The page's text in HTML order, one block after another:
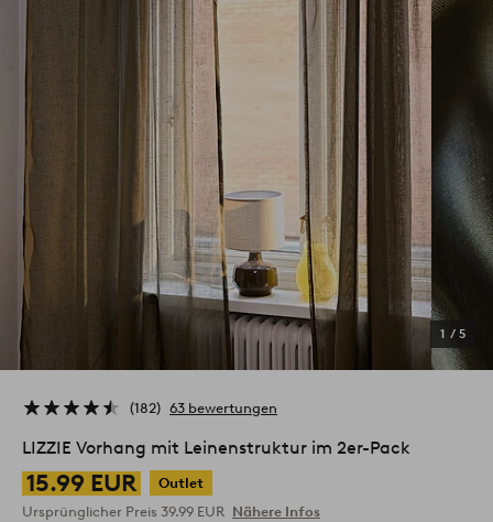
1 / 5
182 63 bewertungen
LIZZIE Vorhang mit Leinenstruktur im 2er-Pack
15.99 EUR
Outlet
Ursprünglicher Preis 39.99 EUR Nähere Infos